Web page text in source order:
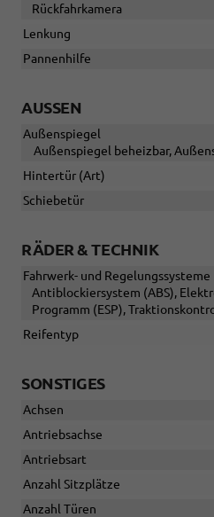
Rückfahrkamera
Lenkung
Pannenhilfe
AUSSEN
Außenspiegel
Außenspiegel beheizbar,
Hintertür (Art)
Schiebetür
RÄDER & TECHNIK
Fahrwerk- und Regelungssysteme
Antiblockiersystem (ABS),
Programm (ESP),
Reifentyp
SONSTIGES
Achsen
Antriebsachse
Antriebsart
Anzahl Sitzplätze
Anzahl Türen